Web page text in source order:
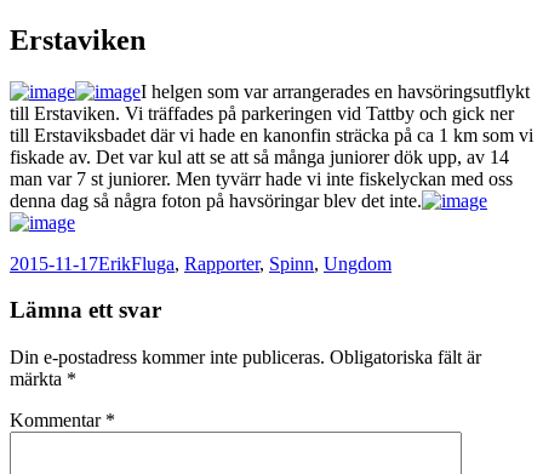
Erstaviken
I helgen som var arrangerades en havsöringsutflykt
till Erstaviken. Vi träffades på parkeringen vid Tattby och gick ner
till Erstaviksbadet där vi hade en kanonfin sträcka på ca 1 km som vi
fiskade av. Det var kul att se att så många juniorer dök upp, av 14
man var 7 st juniorer. Men tyvärr hade vi inte fiskelyckan med oss
denna dag så några foton på havsöringar blev det inte.
Postat
2015-11-17Författare
ErikKategorier
Fluga, Rapporter, Spinn, Ungdom
Lämna ett svar
Din e-postadress kommer inte publiceras. Obligatoriska fält är
märkta *
Kommentar *